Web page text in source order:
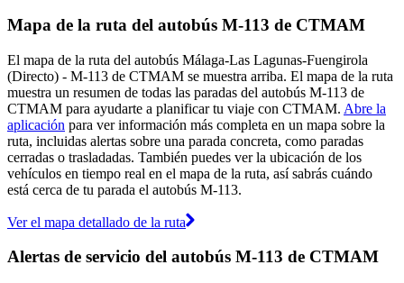
Mapa de la ruta del autobús M-113 de CTMAM
El mapa de la ruta del autobús Málaga-Las Lagunas-Fuengirola
(Directo) - M-113 de CTMAM se muestra arriba. El mapa de la ruta
muestra un resumen de todas las paradas del autobús M-113 de
CTMAM para ayudarte a planificar tu viaje con CTMAM. Abre la
aplicación para ver información más completa en un mapa sobre la
ruta, incluidas alertas sobre una parada concreta, como paradas
cerradas o trasladadas. También puedes ver la ubicación de los
vehículos en tiempo real en el mapa de la ruta, así sabrás cuándo
está cerca de tu parada el autobús M-113.
Ver el mapa detallado de la ruta
Alertas de servicio del autobús M-113 de CTMAM